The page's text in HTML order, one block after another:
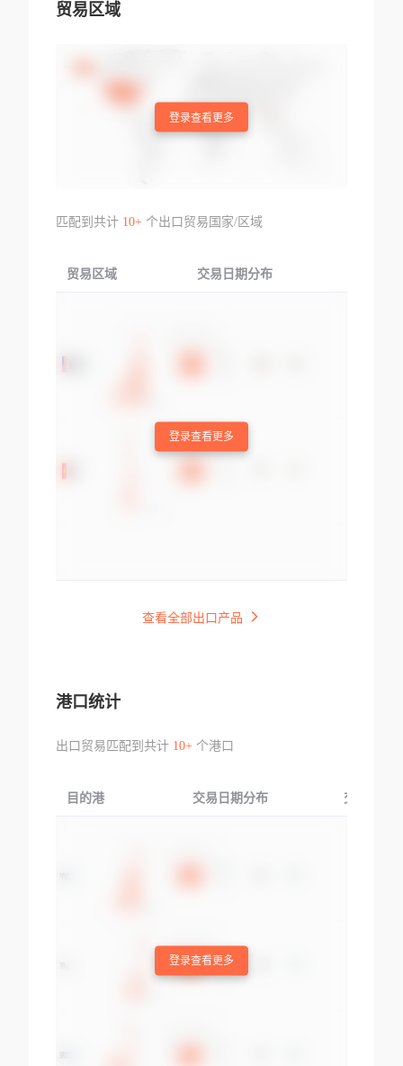
贸易区域
登录查看更多
匹配到共计 10+个出口贸易国家/区域
贸易区域 交易日期分布
登录查看更多
查看全部出口产品
港口统计
出口贸易匹配到共计 10+个港口
目的港 交易日期分布 交易产品
登录查看更多